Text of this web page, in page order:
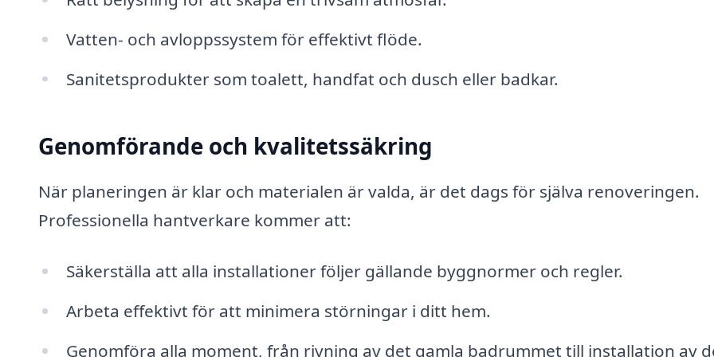
Vatten- och avloppssystem för effektivt flöde.
Sanitetsprodukter som toalett, handfat och dusch eller badkar.
Genomförande och kvalitetssäkring
När planeringen är klar och materialen är valda, är det dags för själva renoveringen.
Professionella hantverkare kommer att:
Säkerställa att alla installationer följer gällande byggnormer och regler.
Arbeta effektivt för att minimera störningar i ditt hem.
Genomföra alla moment, från rivning av det gamla badrummet till installation av